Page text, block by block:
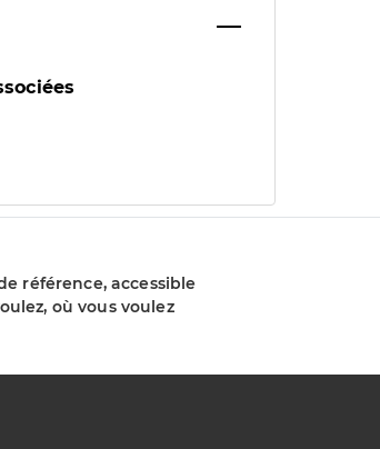
référence, accessible
où vous voulez